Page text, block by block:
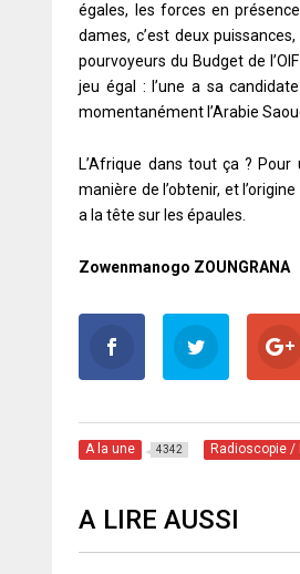
égales, les forces en
dames, c’est deux
pourvoyeurs du Budget de
jeu égal : l’une a sa
momentanément l’Arabie
L’Afrique dans tout ça ?
manière de l’obtenir, et
a la tête sur les épaules.
Zowenmanogo ZOUNGRANA
A la une 4342 Radioscopie /
A LIRE AUSSI